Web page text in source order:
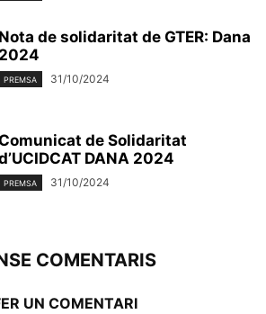
Nota de solidaritat de GTER: Dana
2024
PREMSA 31/10/2024
de Solidaritat
DANA 2024
PREMSA 31/10/2024
COMENTARIS
UN COMENTARI